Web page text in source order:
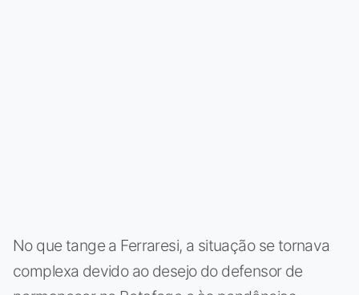
No que tange a Ferraresi, a situação se tornava
complexa devido ao desejo do defensor de